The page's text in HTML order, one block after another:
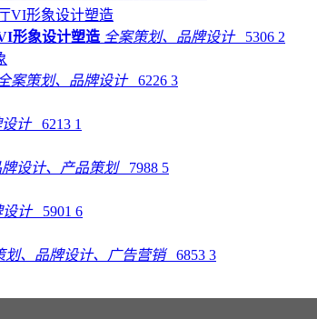
形象设计塑造 全案策划、品牌设计 5306 2
案策划、品牌设计 6226 3
设计 6213 1
牌设计、产品策划 7988 5
设计 5901 6
划、品牌设计、广告营销 6853 3